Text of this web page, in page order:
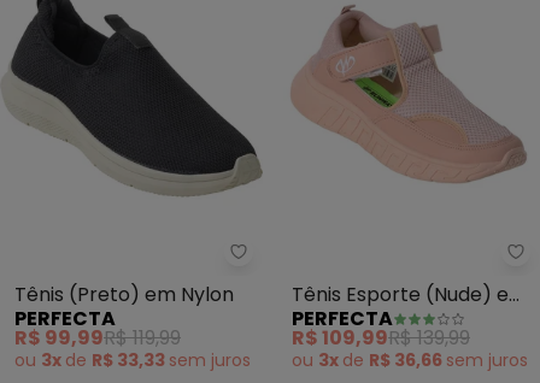
Perfecta - Tênis (Preto) em
Tênis (Preto) em Nylon
PERFECTA
R$ 99,99R$ 119,99
ou 3x de R$ 33,33 sem juros
Tênis Esporte (Nude) em
Sintético
PERFECTA
R$ 109,99R$ 139,99
ou 3x de R$ 36,66 sem juros